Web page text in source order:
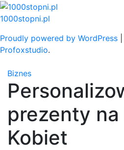
Skip
to
1000stopni.pl
Proudly powered by WordPress
Profoxstudio.
Biznes
prezenty na
Kobiet